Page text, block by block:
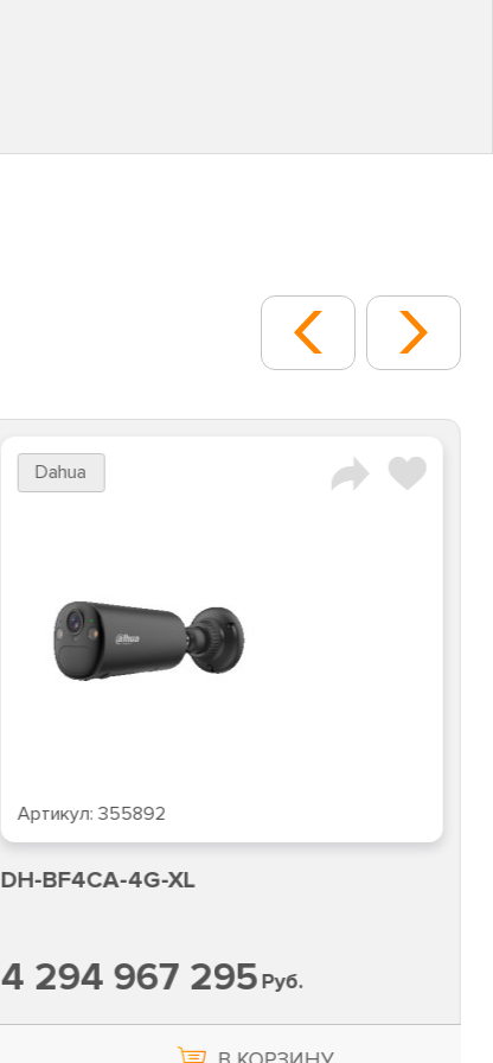
Dahua
Артикул:355892
DH-BF4CA-4G-XL
4 294 967 295Руб.